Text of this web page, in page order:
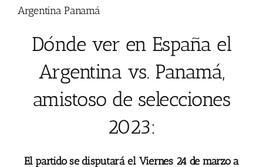
Argentina Panamá
Dónde ver en España el
Argentina vs. Panamá,
amistoso de selecciones
2023:
El partido se disputará el Viernes 24 de marzo a